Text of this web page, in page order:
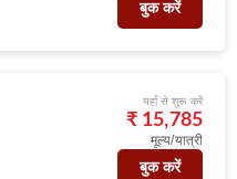
बुक करें
यहाँ से शुरू करें
₹ 15,785
मूल्य/यात्री
बुक करें